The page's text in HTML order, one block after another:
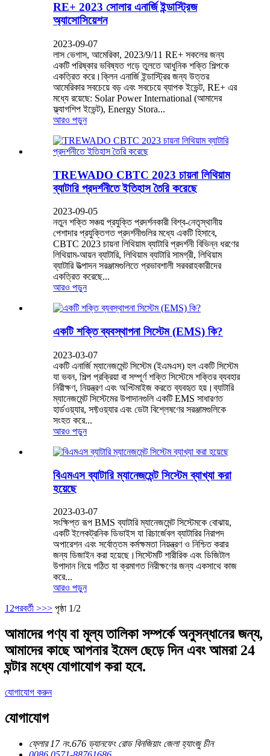
RE+ 2023 সোলার এনার্জি ইন্ডাস্ট্রিজ
অ্যাসোসিয়েশন
2023-09-07
লাস ভেগাস, আমেরিকা, 2023/9/11 RE+ সকলের জন্য
একটি পরিষ্কার ভবিষ্যত গড়ে তুলতে আধুনিক শক্তি শিল্পকে
একত্রিত করে।ক্লিন এনার্জি ইন্ডাস্ট্রির জন্য উত্তর
আমেরিকার সবচেয়ে বড় এবং সবচেয়ে ব্যাপক ইভেন্ট, RE+ এর
মধ্যে রয়েছে: Solar Power International (আমাদের
ফ্ল্যাগশিপ ইভেন্ট), Energy Stora...
আরও পড়ুন
TREWADO CBTC 2023 চায়না লিথিয়াম
ব্যাটারি প্রদর্শনীতে ইতিহাস তৈরি করেছে
2023-09-05
নতুন শক্তি সঞ্চয় প্রযুক্তি প্রদর্শনকারী বিশ্ব-নেতৃস্থানীয়
পেশাদার প্রযুক্তিগত প্রদর্শনীগুলির মধ্যে একটি হিসাবে,
CBTC 2023 চায়না লিথিয়াম ব্যাটারি প্রদর্শনী বিভিন্ন ধরণের
লিথিয়াম-আয়ন ব্যাটারি, লিথিয়াম ব্যাটারি সামগ্রী, লিথিয়াম
ব্যাটারি উত্পাদন সরঞ্জামগুলিতে প্রভাবশালী সরবরাহকারীদের
একত্রিত করেছে...
আরও পড়ুন
একটি শক্তি ব্যবস্থাপনা সিস্টেম (EMS) কি?
2023-03-07
একটি এনার্জি ম্যানেজমেন্ট সিস্টেম (ইএমএস) হল একটি সিস্টেম
যা ভবন, শিল্প প্রক্রিয়া বা সম্পূর্ণ শক্তি সিস্টেমে শক্তির ব্যবহার
নিরীক্ষণ, নিয়ন্ত্রণ এবং অপ্টিমাইজ করতে ব্যবহৃত হয়।ব্যাটারি
ম্যানেজমেন্ট সিস্টেমের উপাদানগুলি একটি EMS সাধারণত
হার্ডওয়্যার, সফ্টওয়্যার এবং ডেটা বিশ্লেষণের সরঞ্জামগুলিকে
সংহত করে...
আরও পড়ুন
বিএমএস ব্যাটারি ম্যানেজমেন্ট সিস্টেম ব্যাখ্যা করা
হয়েছে
2023-03-07
সংক্ষিপ্ত রূপ BMS ব্যাটারি ম্যানেজমেন্ট সিস্টেমকে বোঝায়,
একটি ইলেকট্রনিক ডিভাইস যা রিচার্জেবল ব্যাটারির নিরাপদ
অপারেশন এবং সর্বোত্তম কর্মক্ষমতা নিয়ন্ত্রণ ও নিশ্চিত করার
জন্য ডিজাইন করা হয়েছে।সিস্টেমটি শারীরিক এবং ডিজিটাল
উপাদান নিয়ে গঠিত যা ক্রমাগত নিরীক্ষণের জন্য একসাথে কাজ
করে...
আরও পড়ুন
1 2পরবর্তী >>> পৃষ্ঠা 1/2
আমাদের পণ্য বা মূল্য তালিকা সম্পর্কে অনুসন্ধানের জন্য,
আমাদের কাছে আপনার ইমেল ছেড়ে দিন এবং আমরা 24
ঘন্টার মধ্যে যোগাযোগ করা হবে.
যোগাযোগ করুন
যোগাযোগ
ফ্লোর 17 নং.676 ড্যানফেং রোড বিনজিয়াং জেলা হ্যাংজু চীন